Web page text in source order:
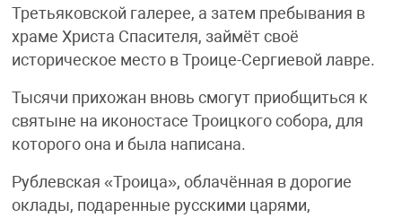
Третьяковской галерее, а затем пребывания в
храме Христа Спасителя, займёт своё
историческое место в Троице-Сергиевой лавре.
Тысячи прихожан вновь смогут приобщиться к
святыне на иконостасе Троицкого собора, для
которого она и была написана.
Рублевская «Троица», облачённая в дорогие
оклады, подаренные русскими царями,